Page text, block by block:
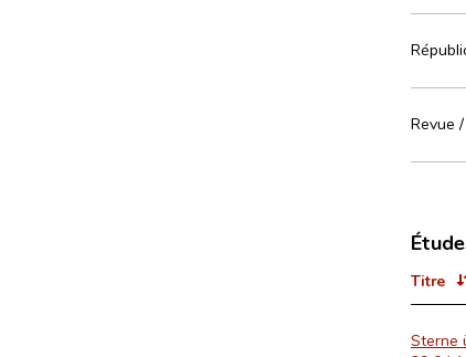
Revue
Titre
Sterne